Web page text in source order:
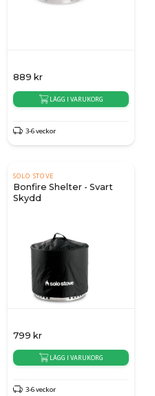
889 kr
LÄGG I VARUKORG
3-6 veckor
SOLO STOVE
Bonfire Shelter - Svart
Skydd
799 kr
LÄGG I VARUKORG
3-6 veckor